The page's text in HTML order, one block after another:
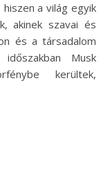
a világ egyik
akinek szavai és
és a társadalom
Musk
kerültek,